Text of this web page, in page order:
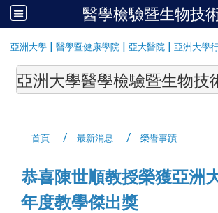
醫學檢驗暨生物技
亞洲大學 | 醫學暨健康學院 | 亞大醫院 | 亞洲大學
亞洲大學醫學檢驗暨生物技
首頁 最新消息 榮譽事蹟
恭喜陳世順教授榮獲亞洲
年度教學傑出獎